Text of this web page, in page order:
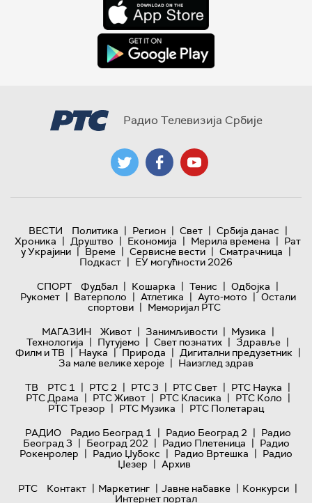
Радио Телевизија Србије
ВЕСТИ Политика | Регион | Свет | Србија данас |
Хроника | Друштво | Економија | Мерила времена | Рат
у Украјини | Време | Сервисне вести | Сматрачница |
Подкаст | ЕУ могућности 2026
СПОРТ
Фудбал | Кошарка | Тенис | Одбојка |
Рукомет | Ватерполо | Атлетика | Ауто-мото | Остали
спортови | Меморијал РТС
МАГАЗИН
Живот | Занимљивости | Музика |
Технологијa | Путујемо | Свет познатих | Здравље |
Филм и ТВ | Наука | Природа | Дигитални предузетник |
За мале велике хероје | Наизглед здрав
ТВ
РТС 1 | РТС 2 | РТС 3 | РТС Свет | РТС Наука |
РТС Драма | РТС Живот | РТС Класика | РТС Коло |
РТС Трезор | РТС Музика | РТС Полетарац
РАДИО
Радио Београд 1 | Радио Београд 2 | Радио
Београд 3 | Београд 202 | Радио Плетеница | Радио
Рокенролер | Радио Џубокс | Радио Вртешка | Радио
Џезер | Архив
РТС
Контакт | Маркетинг | Јавне набавке | Конкурси |
Интернет портал